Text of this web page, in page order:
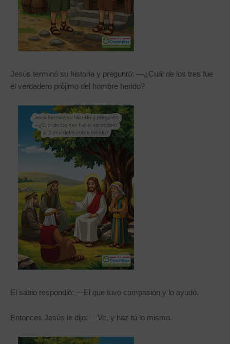
Jesús terminó su historia y preguntó: —¿Cuál de los tres fue
el verdadero prójimo del hombre herido?
El sabio respondió: —El que tuvo compasión y lo ayudó.
Entonces Jesús le dijo: —Ve, y haz tú lo mismo.